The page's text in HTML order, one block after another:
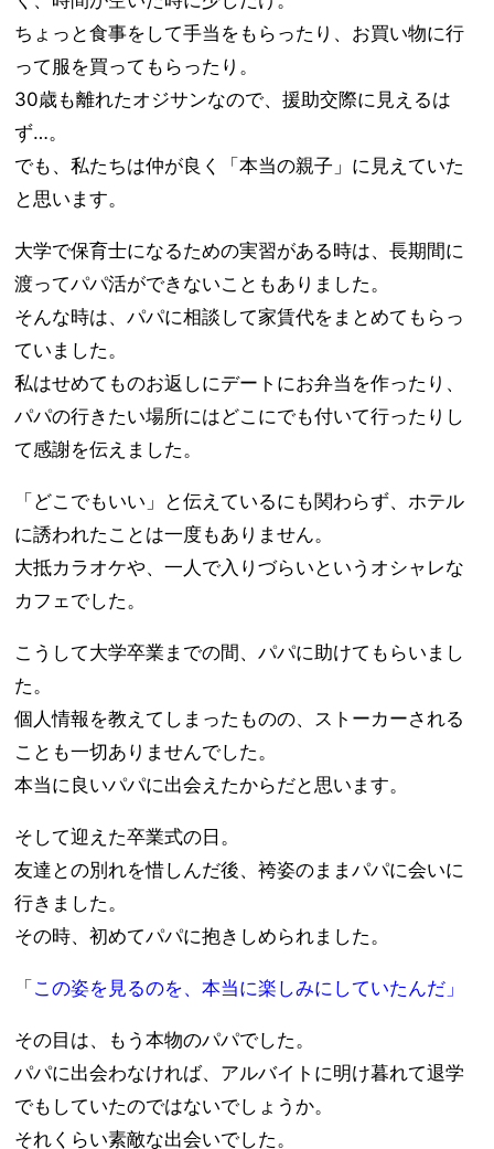
ちょっと食事をして手当をもらったり、お買い物に行
って服を買ってもらったり。
30歳も離れたオジサンなので、援助交際に見えるは
ず…。
でも、私たちは仲が良く「本当の親子」に見えていた
と思います。
大学で保育士になるための実習がある時は、長期間に
渡ってパパ活ができないこともありました。
そんな時は、パパに相談して家賃代をまとめてもらっ
ていました。
私はせめてものお返しにデートにお弁当を作ったり、
パパの行きたい場所にはどこにでも付いて行ったりし
て感謝を伝えました。
「どこでもいい」と伝えているにも関わらず、ホテル
に誘われたことは一度もありません。
大抵カラオケや、一人で入りづらいというオシャレな
カフェでした。
こうして大学卒業までの間、パパに助けてもらいまし
た。
個人情報を教えてしまったものの、ストーカーされる
ことも一切ありませんでした。
本当に良いパパに出会えたからだと思います。
そして迎えた卒業式の日。
友達との別れを惜しんだ後、袴姿のままパパに会いに
行きました。
その時、初めてパパに抱きしめられました。
「この姿を見るのを、本当に楽しみにしていたんだ」
その目は、もう本物のパパでした。
パパに出会わなければ、アルバイトに明け暮れて退学
でもしていたのではないでしょうか。
それくらい素敵な出会いでした。